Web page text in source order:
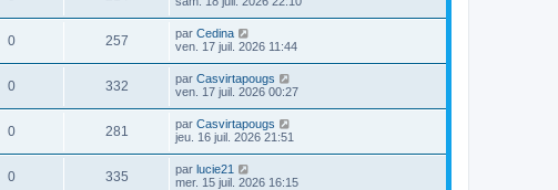
0 257 par Cedina
ven. 17 juil. 2026 11:44
0 332 par Casvirtapougs
ven. 17 juil. 2026 00:27
0 281 par Casvirtapougs
jeu. 16 juil. 2026 21:51
0 335 par lucie21
mer. 15 juil. 2026 16:15